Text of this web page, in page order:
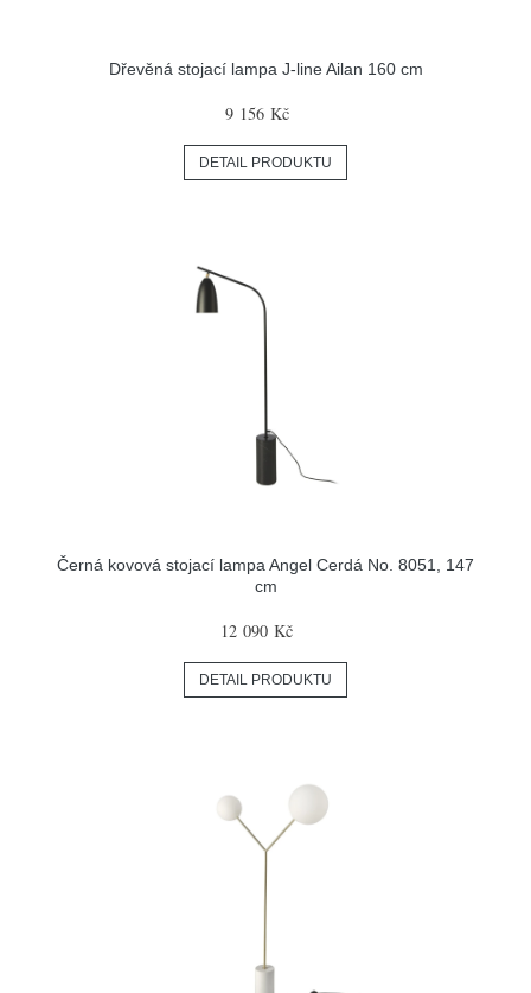
Dřevěná stojací lampa J-line Ailan 160 cm
9 156 Kč
DETAIL PRODUKTU
Černá kovová stojací lampa Angel Cerdá No. 8051, 147
cm
12 090 Kč
DETAIL PRODUKTU